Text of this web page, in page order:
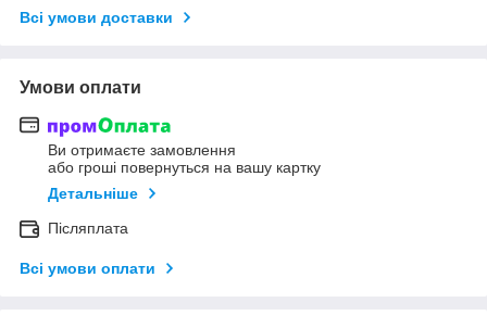
Всі умови доставки
Умови оплати
Ви отримаєте замовлення
або гроші повернуться на вашу картку
Детальніше
Післяплата
Всі умови оплати